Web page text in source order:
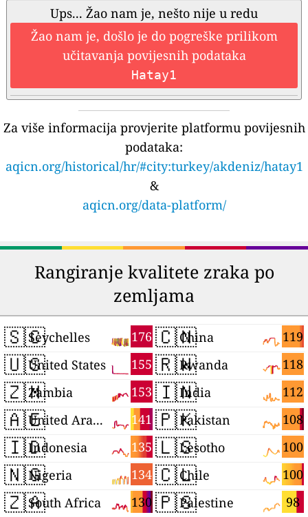
Ups... Žao nam je, nešto nije u redu
Žao nam je, došlo je do pogreške prilikom
učitavanja povijesnih podataka
Hatay1
Za više informacija provjerite platformu povijesnih
podataka:
aqicn.org/historical/hr/#city:turkey/akdeniz/hatay1
&
aqicn.org/data-platform/
Rangiranje kvalitete zraka po
zemljama
🇸🇨 176
Seychelles
🇺🇸 155
United States
🇿🇲 153
Zambia
🇦🇪 141
United Arab Emirates
🇮🇩 135
Indonesia
🇳🇬 134
Nigeria
🇿🇦 130
South Africa
🇨🇳 119
China
🇷🇼 118
Rwanda
🇮🇳 112
India
🇵🇰 108
Pakistan
🇱🇸 100
Lesotho
🇨🇱 100
Chile
🇵🇸 98
Palestine